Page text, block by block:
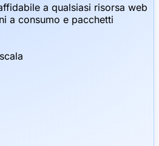
a qualsiasi risorsa web
a consumo e pacchetti